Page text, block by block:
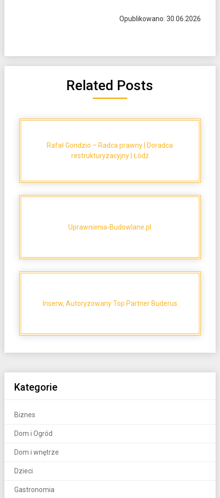
Opublikowano: 30.06.2026
Related Posts
Rafał Gondzio – Radca prawny | Doradca
restrukturyzacyjny | Łódź
Uprawnienia-Budowlane.pl
Inserw, Autoryzowany Top Partner Buderus
Kategorie
Biznes
Dom i Ogród
Dom i wnętrze
Dzieci
Gastronomia